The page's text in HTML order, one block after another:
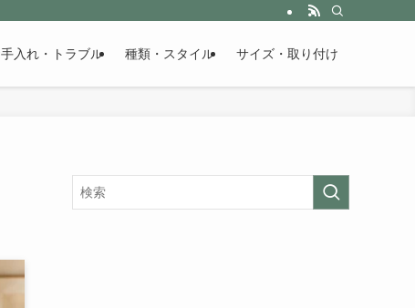
入れ・トラブル 種類・スタイル サイズ・取り付け